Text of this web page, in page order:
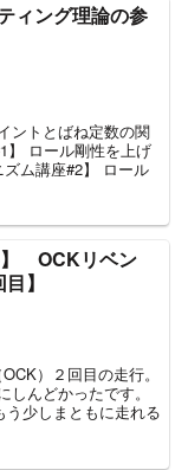
ィング理論の参
ントとばね定数の関
】 ロール剛性を上げ
ム講座#2】 ロール
】 OCKリベン
】
）２回目の走行。
んどかったです。
少しまともに走れる